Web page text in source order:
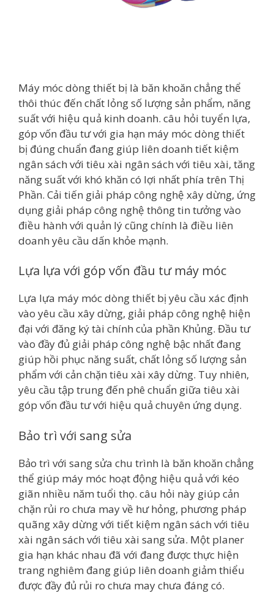
Máy móc dòng thiết bị là băn khoăn chẳng thể
thôi thúc đến chất lỏng số lượng sản phẩm, năng
suất với hiệu quả kinh doanh. câu hỏi tuyển lựa,
góp vốn đầu tư với gia hạn máy móc dòng thiết
bị đúng chuẩn đang giúp liên doanh tiết kiệm
ngân sách với tiêu xài ngân sách với tiêu xài, tăng
năng suất với khó khăn có lợi nhất phía trên Thị
Phần. Cải tiến giải pháp công nghệ xây dừng, ứng
dụng giải pháp công nghệ thông tin tưởng vào
điều hành với quản lý cũng chính là điều liên
doanh yêu cầu dấn khỏe mạnh.
Lựa lựa với góp vốn đầu tư máy móc
Lựa lựa máy móc dòng thiết bị yêu cầu xác định
vào yêu cầu xây dừng, giải pháp công nghệ hiện
đại với đăng ký tài chính của phần Khủng. Đầu tư
vào đầy đủ giải pháp công nghệ bậc nhất đang
giúp hồi phục năng suất, chất lỏng số lượng sản
phẩm với cản chặn tiêu xài xây dừng. Tuy nhiên,
yêu cầu tập trung đến phê chuẩn giữa tiêu xài
góp vốn đầu tư với hiệu quả chuyên ứng dụng.
Bảo trì với sang sửa
Bảo trì với sang sửa chu trình là băn khoăn chẳng
thể giúp máy móc hoạt động hiệu quả với kéo
giãn nhiều năm tuổi thọ. câu hỏi này giúp cản
chặn rủi ro chưa may về hư hỏng, phương pháp
quãng xây dừng với tiết kiệm ngân sách với tiêu
xài ngân sách với tiêu xài sang sửa. Một planer
gia hạn khác nhau đã với đang được thực hiện
trang nghiêm đang giúp liên doanh giảm thiểu
được đầy đủ rủi ro chưa may chưa đáng có.